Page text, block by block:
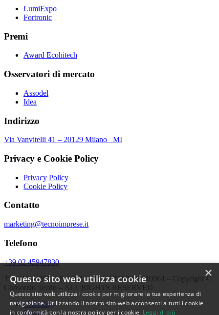
LumiExpo
Fortronic
Premi
Award Ecohitech
Osservatori di mercato
Assodel
Idea
Indirizzo
Via Vanvitelli 41 – 20129 Milano MI
Privacy e Cookie Policy
Privacy Policy
Cookie Policy
Contatto
marketing@tecnoimprese.it
Telefono
+39 02 45947830
TECNOIMPRESE S.R.L. – P.IVA IT09998410964 – Copyright ©
Consorzio Tecno – ALL RIGHTS RESERVED
eMobility
Power
×
Questo sito web utilizza cookie
Questo sito web utilizza i cookie per migliorare la tua esperienza di
navigazione. Utilizzando il nostro sito web acconsenti a tutti i cookie
in conformità con la nostra policy per i cookie. Leggi di più